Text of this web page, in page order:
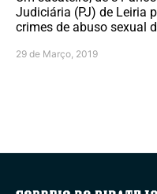
Judiciária (PJ) de Leiria
crimes de abuso sexual
29 de Março, 2019